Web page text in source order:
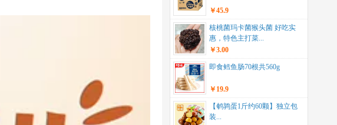
￥45.9
核桃菌玛卡菌猴头菌 好吃实
惠，特色主打菜...
￥3.00
即食鳕鱼肠70根共560g
￥19.9
【鹌鹑蛋1斤约60颗】独立包
装...